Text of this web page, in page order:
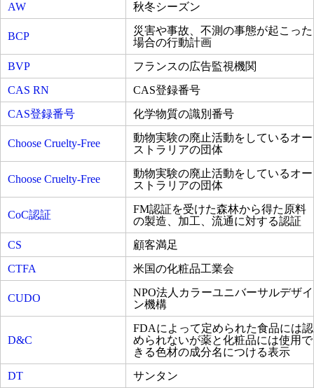
AW
秋冬シーズン
BCP
災害や事故、不測の事態が起こった
場合の行動計画
BVP
フランスの広告監視機関
CAS RN
CAS登録番号
CAS登録番号
化学物質の識別番号
Choose Cruelty-Free
動物実験の廃止活動をしているオー
ストラリアの団体
Choose Cruelty-Free
動物実験の廃止活動をしているオー
ストラリアの団体
CoC認証
FM認証を受けた森林から得た原料
の製造、加工、流通に対する認証
CS
顧客満足
CTFA
米国の化粧品工業会
CUDO
NPO法人カラーユニバーサルデザイ
ン機構
D&C
FDAによって定められた食品には認
められないが薬と化粧品には使用で
きる色材の成分名につける表示
DT
サンタン